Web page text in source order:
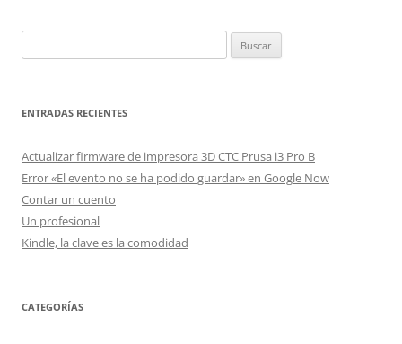
ENTRADAS RECIENTES
Actualizar firmware de impresora 3D CTC Prusa i3 Pro B
Error «El evento no se ha podido guardar» en Google Now
Contar un cuento
Un profesional
Kindle, la clave es la comodidad
CATEGORÍAS